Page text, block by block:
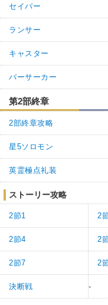
>>3
パラマシュいるじゃん
2. 名無しさん
ほぼフレ冠位完全体水着
ほんっと運営は大人げない
返信(0)
冠位完全体パラマシュマ
無敵貫通はともかく強化
の自陣防御スキルが役立っ
それにしてもこの手のデ
セイバー
ランサー
キャスター
バーサーカー
第2部終章
2部終章攻略
星5ソロモン
英霊極点礼装
ストーリー攻略
2節1 2
2節4 2
2節7 2
決断戦 -